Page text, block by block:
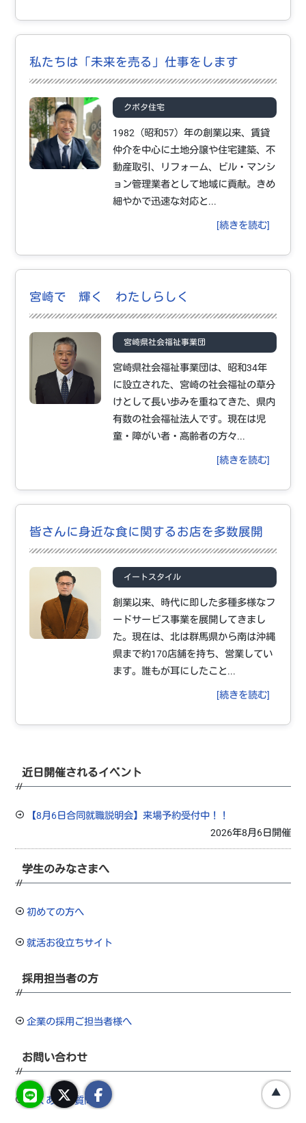
私たちは「未来を売る」仕事をします
クボタ住宅
1982（昭和57）年の創業以来、賃貸
仲介を中心に土地分譲や住宅建築、不
動産取引、リフォーム、ビル・マンシ
ョン管理業者として地域に貢献。きめ
細やかで迅速な対応と...
[続きを読む]
宮崎で 輝く わたしらしく
宮崎県社会福祉事業団
宮崎県社会福祉事業団は、昭和34年
に設立された、宮崎の社会福祉の草分
けとして長い歩みを重ねてきた、県内
有数の社会福祉法人です。現在は児
童・障がい者・高齢者の方々...
[続きを読む]
皆さんに身近な食に関するお店を多数展開
イートスタイル
創業以来、時代に即した多種多様なフ
ードサービス事業を展開してきまし
た。現在は、北は群馬県から南は沖縄
県まで約170店舗を持ち、営業してい
ます。誰もが耳にしたこと...
[続きを読む]
近日開催されるイベント
【8月6日合同就職説明会】来場予約受付中！！
2026年8月6日開催
学生のみなさまへ
初めての方へ
就活お役立ちサイト
採用担当者の方
企業の採用ご担当者様へ
お問い合わせ
よくあるご質問